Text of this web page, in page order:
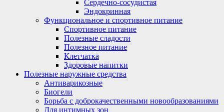
Сердечно-сосудистая
Эндокринная
Функциональное и спортивное питание
Спортивное питание
Полезные сладости
Полезное питание
Клетчатка
Здоровые напитки
Полезные наружные средства
Антиварикозные
Биогели
Борьба с доброкачественными новообразованиями
Для интимных зон